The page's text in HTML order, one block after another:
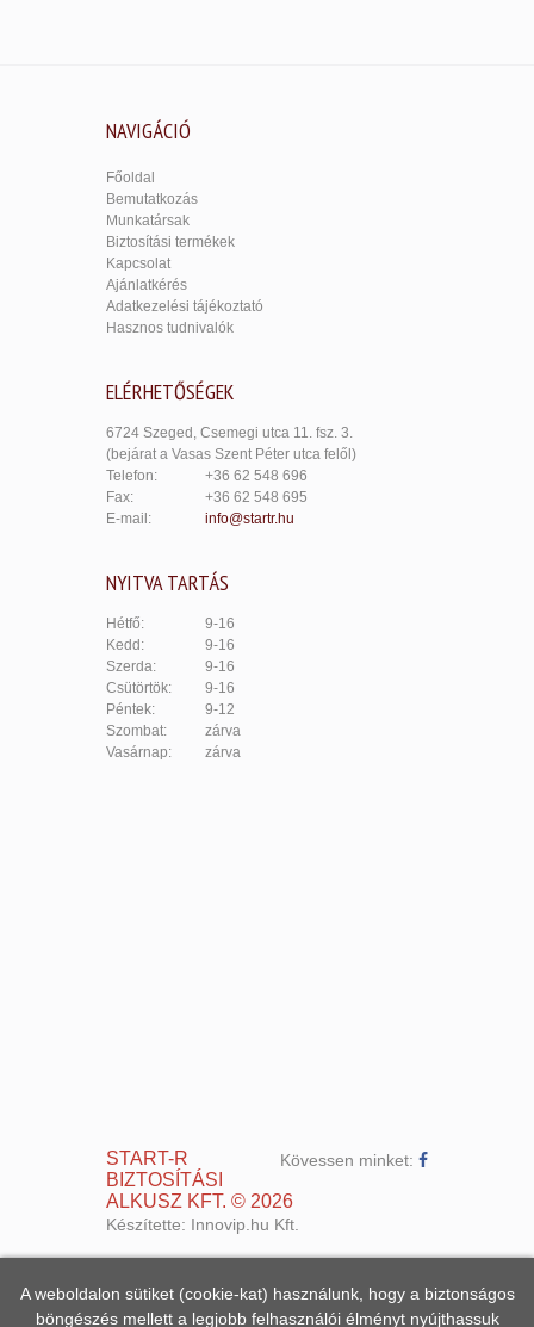
NAVIGÁCIÓ
Főoldal
Bemutatkozás
Munkatársak
Biztosítási termékek
Kapcsolat
Ajánlatkérés
Adatkezelési tájékoztató
Hasznos tudnivalók
ELÉRHETŐSÉGEK
6724 Szeged, Csemegi utca 11. fsz. 3.
(bejárat a Vasas Szent Péter utca felől)
Telefon:
+36 62 548 696
Fax:
+36 62 548 695
E-mail:
info@startr.hu
NYITVA TARTÁS
Hétfő:
9-16
Kedd:
9-16
Szerda:
9-16
Csütörtök:
9-16
Péntek:
9-12
Szombat:
zárva
Vasárnap:
zárva
Kövessen minket:
START-R
BIZTOSÍTÁSI
ALKUSZ KFT. © 2026
Készítette: Innovip.hu Kft.
A weboldalon sütiket (cookie-kat) használunk, hogy a biztonságos
böngészés mellett a legjobb felhasználói élményt nyújthassuk